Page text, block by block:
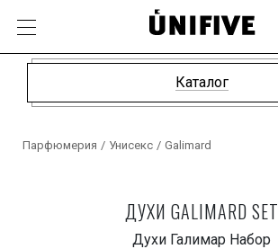
Каталог
Парфюмерия / Унисекс / Galimard
ДУХИ GALIMARD SET
Духи Галимар Набор